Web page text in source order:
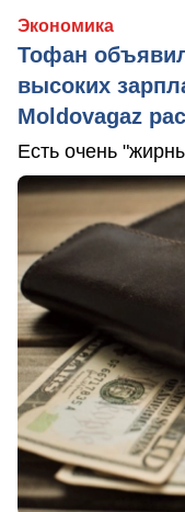
Экономика
Тофан
высоких
Moldovagaz
Есть очень